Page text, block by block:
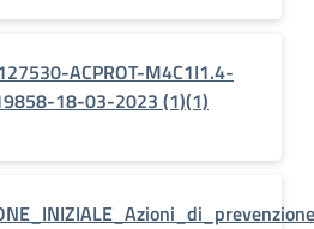
ACPROT-M4C1I1.4-
18-03-2023 (1)(1)